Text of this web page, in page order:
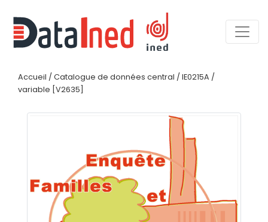
Accueil / Catalogue de données central / IE0215A /
variable [V2635]